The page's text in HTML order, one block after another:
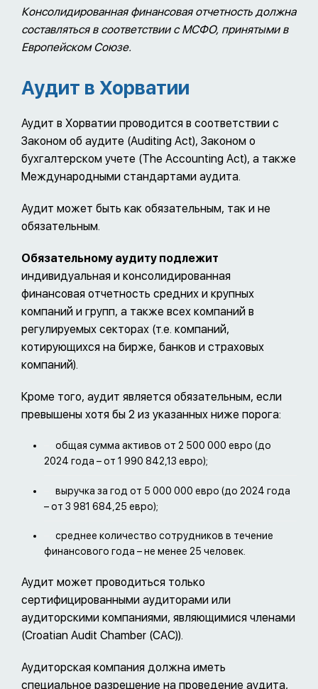
Консолидированная финансовая отчетность должна
составляться в соответствии с МСФО, принятыми в
Европейском Союзе.
Аудит в Хорватии
Аудит в Хорватии проводится в соответствии с
Законом об аудите (Auditing Act), Законом о
бухгалтерском учете (The Accounting Act), а также
Международными стандартами аудита.
Аудит может быть как обязательным, так и не
обязательным.
Обязательному аудиту подлежит
индивидуальная и консолидированная
финансовая отчетность средних и крупных
компаний и групп, а также всех компаний в
регулируемых секторах (т.е. компаний,
котирующихся на бирже, банков и страховых
компаний).
Кроме того, аудит является обязательным, если
превышены хотя бы 2 из указанных ниже порога:
общая сумма активов от 2 500 000 евро (до
2024 года – от 1 990 842,13 евро);
выручка за год от 5 000 000 евро (до 2024 года
– от 3 981 684,25 евро);
среднее количество сотрудников в течение
финансового года – не менее 25 человек.
Аудит может проводиться только
сертифицированными аудиторами или
аудиторскими компаниями, являющимися членами
(Croatian Audit Chamber (CAC)).
Аудиторская компания должна иметь
специальное разрешение на проведение аудита,